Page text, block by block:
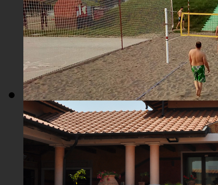
Плажа "Топољар" - Поглед из ваздуха
Плажа "Топољар" - Терени на песку